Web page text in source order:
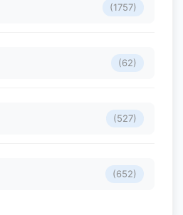
(1757)
(62)
(527)
(652)